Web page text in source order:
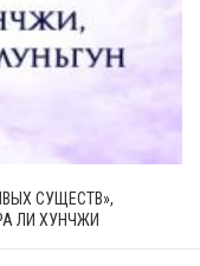
СУЩЕСТВ»,
ЛИ ХУНЧЖИ